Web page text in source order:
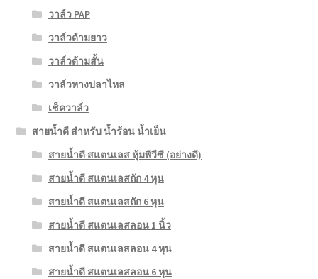
วาล์ว PAP
วาล์วด้ามยาว
วาล์วด้ามสั้น
วาล์วหางปลาไหล
เช็ควาล์ว
สายน้ำดี สำหรับ น้ำร้อน น้ำเย็น
สายน้ำดี สแตนเลส หุ้มพีวีซี (อย่างดี)
สายน้ำดี สแตนเลสถัก 4 หุน
สายน้ำดี สแตนเลสถัก 6 หุน
สายน้ำดี สแตนเลสลอน 1 นิ้ว
สายน้ำดี สแตนเลสลอน 4 หุน
สายน้ำดี สแตนเลสลอน 6 หุน